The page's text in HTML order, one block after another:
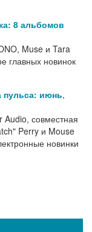
8 альбомов
Muse и Tara
главных новинок
пульса: июнь,
Audio, совместная
Perry и Mouse
новинки